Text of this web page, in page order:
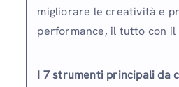
migliorare le creatività e
performance, il tutto con il
I 7 strumenti principali da